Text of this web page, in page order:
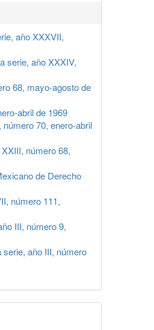
año XXXVII,
serie, año XXXIV,
68, mayo-agosto de
abril de 1969
70, enero-abril
número 68,
de Derecho
número 111,
III, número 9,
año III, número